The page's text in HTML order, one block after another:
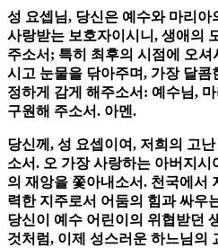
성 요셉님, 당신은 예수와 마리아
사랑받는 보호자이시니, 생애의
주소서; 특히 최후의 시점에 오
시고 눈물을 닦아주며, 가장 달
정하게 감게 해주소서: 예수님,
구원해 주소서. 아멘.
당신께, 성 요셉이여, 저희의 고
소서. 오 가장 사랑하는 아버지시
의 재앙을 쫓아내소서. 천국에서
력한 지주로서 어둠의 힘과 싸우
당신이 예수 어린이의 위협받던
것처럼, 이제 성스러운 하느님의